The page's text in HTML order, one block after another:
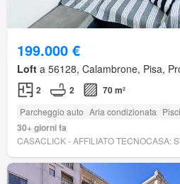
199.000 €
Loft a 56128, Calambrone, Pisa,
2 2 70 m²
Parcheggio auto Aria condizionata
30+ giorni fa